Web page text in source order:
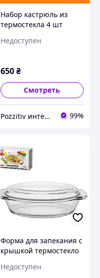
Набор кастрюль из
термостекла 4 шт
Недоступен
650₴
Смотреть
Pozzitiv интернет магазин 99%
Форма для запекания с
крышкой термостекло
STENSON MS-0360
Недоступен